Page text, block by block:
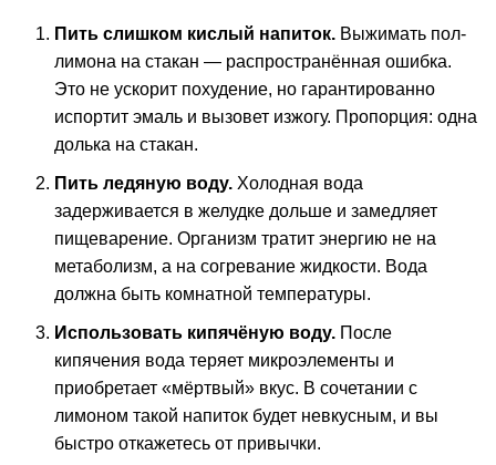
Пить слишком кислый напиток. Выжимать пол-
лимона на стакан — распространённая ошибка.
Это не ускорит похудение, но гарантированно
испортит эмаль и вызовет изжогу. Пропорция: одна
долька на стакан.
Пить ледяную воду. Холодная вода
задерживается в желудке дольше и замедляет
пищеварение. Организм тратит энергию не на
метаболизм, а на согревание жидкости. Вода
должна быть комнатной температуры.
Использовать кипячёную воду. После
кипячения вода теряет микроэлементы и
приобретает «мёртвый» вкус. В сочетании с
лимоном такой напиток будет невкусным, и вы
быстро откажетесь от привычки.